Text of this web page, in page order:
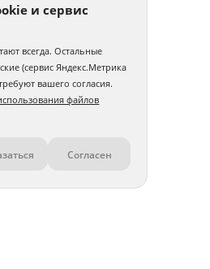
и сервис
всегда. Остальные
(сервис Яндекс.Метрика
вашего согласия.
файлов
Согласен